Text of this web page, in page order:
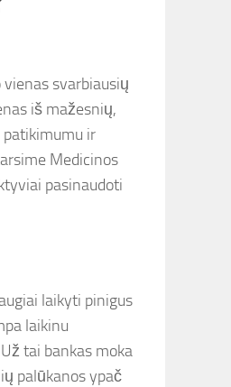
svarbiausių
iš mažesnių,
patikimumu ir
Medicinos
pasinaudoti
laikyti pinigus
laikinu
tai bankas moka
palūkanos ypač